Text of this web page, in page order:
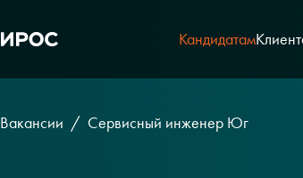
Кандидатам
Вакансии Сервисный инженер Юг